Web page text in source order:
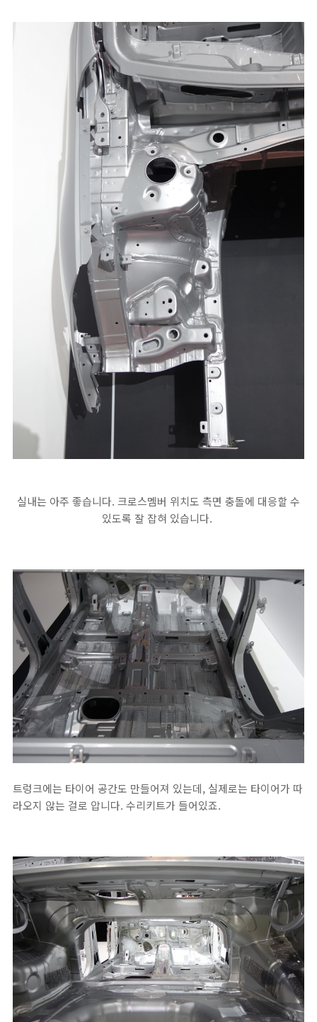
실내는 아주 좋습니다. 크로스멤버 위치도 측면 충돌에 대응할 수
있도록 잘 잡혀 있습니다.
트렁크에는 타이어 공간도 만들어져 있는데, 실제로는 타이어가 따
라오지 않는 걸로 압니다. 수리키트가 들어있죠.